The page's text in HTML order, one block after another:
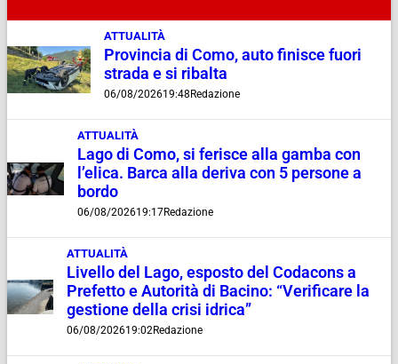
ATTUALITÀ
Provincia di Como, auto finisce fuori
strada e si ribalta
06/08/202619:48 Redazione
ATTUALITÀ
Lago di Como, si ferisce alla gamba con
l’elica. Barca alla deriva con 5 persone a
bordo
06/08/202619:17Redazione
ATTUALITÀ
Livello del Lago, esposto del Codacons a
Prefetto e Autorità di Bacino: “Verificare la
gestione della crisi idrica”
06/08/202619:02Redazione